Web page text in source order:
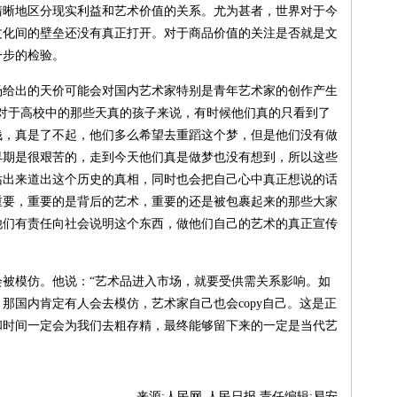
地区分现实利益和艺术价值的关系。尤为甚者，世界对于今
间的壁垒还没有真正打开。对于商品价值的关注是否就是文
的检验。
的天价可能会对国内艺术家特别是青年艺术家的创作产生
于高校中的那些天真的孩子来说，有时候他们真的只看到了
真是了不起，他们多么希望去重蹈这个梦，但是他们没有做
是很艰苦的，走到今天他们真是做梦也没有想到，所以这些
来道出这个历史的真相，同时也会把自己心中真正想说的话
，重要的是背后的艺术，重要的还是被包裹起来的那些大家
有责任向社会说明这个东西，做他们自己的艺术的真正宣传
仿。他说：“艺术品进入市场，就要受供需关系影响。如
国内肯定有人会去模仿，艺术家自己也会copy自己。这是正
间一定会为我们去粗存精，最终能够留下来的一定是当代艺